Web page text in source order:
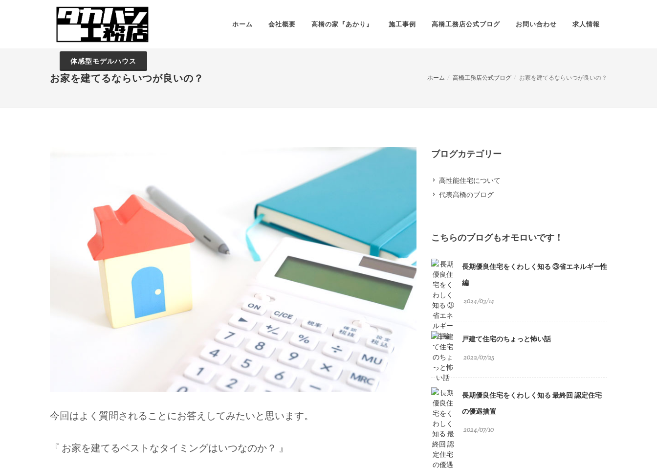
ホーム 会社概要 高橋の家『あかり』 施工事例 高橋工務店公式ブログ お問い合わせ 求人情報
体感型モデルハウス
お家を建てるならいつが良いの？ ホーム 高橋工務店公式ブログ お家を建てるならいつが良いの？
今回はよく質問されることにお答えしてみたいと思います。
『 お家を建てるベストなタイミングはいつなのか？ 』
ブログカテゴリー
高性能住宅について
代表高橋のブログ
こちらのブログもオモロいです！
長期優良住宅をくわしく知る ③省エネルギー性
編
2024/03/14
戸建て住宅のちょっと怖い話
2022/07/25
長期優良住宅をくわしく知る 最終回 認定住宅
の優遇措置
2024/07/10